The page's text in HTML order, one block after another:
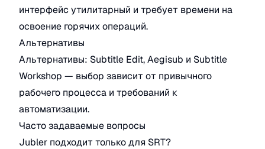
интерфейс утилитарный и требует времени на
освоение горячих операций.
Альтернативы
Альтернативы: Subtitle Edit, Aegisub и Subtitle
Workshop — выбор зависит от привычного
рабочего процесса и требований к
автоматизации.
Часто задаваемые вопросы
Jubler подходит только для SRT?